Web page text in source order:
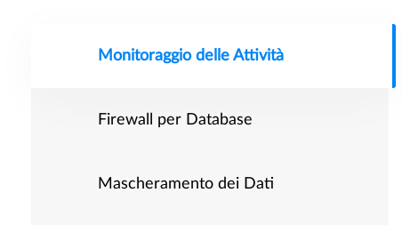
Monitoraggio delle Attività
Firewall per Database
Mascheramento dei Dati